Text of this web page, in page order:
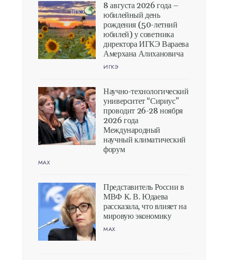
8 августа 2026 года –
юбилейный день
рождения (50-летний
юбилей) у советника
директора ИГКЭ Вараева
Амерхана Алихановича
ИГКЭ
Научно-технологический
университет “Сириус”
проводит 26-28 ноября
2026 года
Международный
научный климатический
форум
MAX
Представитель России в
МВФ К. В. Юдаева
рассказала, что влияет на
мировую экономику
MAX